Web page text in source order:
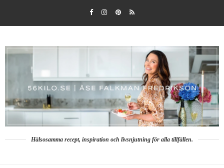
Hälsosamma recept, inspiration och livsnjutning för alla tillfällen.